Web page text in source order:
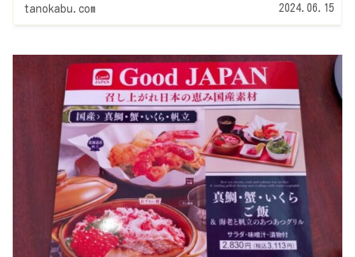
tanokabu.com 2024.06.15